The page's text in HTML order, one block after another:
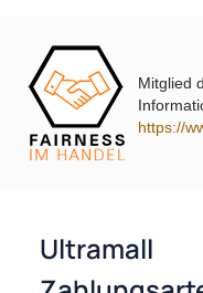
History
Mitglied
https://